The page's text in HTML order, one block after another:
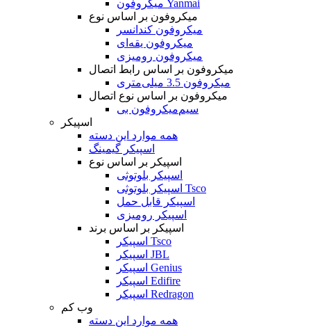
میکروفون Yanmai
میکروفون بر اساس نوع
میکروفون کندانسر
میکروفون یقه‌ای
میکروفون رومیزی
میکروفون بر اساس رابط اتصال
میکروفون 3.5 میلی‌متری
میکروفون بر اساس نوع اتصال
میکروفون بی‌‎سیم
اسپیکر
همه موارد این دسته
اسپیکر گیمینگ
اسپیکر بر اساس نوع
اسپیکر بلوتوثی
اسپیکر بلوتوثی Tsco
اسپیکر قابل حمل
اسپیکر رومیزی
اسپیکر بر اساس برند
اسپیکر Tsco
اسپیکر JBL
اسپیکر Genius
اسپیکر Edifire
اسپیکر Redragon
وب کم
همه موارد این دسته